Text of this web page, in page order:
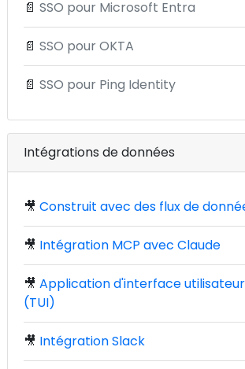
📄 SSO pour Microsoft Entra
📄 SSO pour OKTA
📄 SSO pour Ping Identity
Intégrations de données
🎥 Construit avec des flux de
🎥 Intégration MCP avec Claude
🎥 Application d'interface
(TUI)
🎥 Intégration Slack